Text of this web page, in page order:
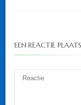
EEN REACTIE